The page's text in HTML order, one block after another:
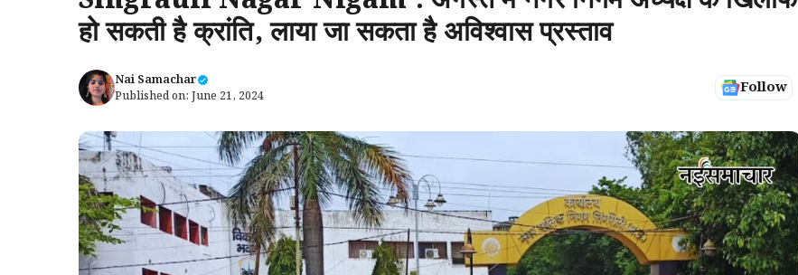
हो सकती है क्रांति, लाया जा सकता है अविश्वास प्रस्ताव
Nai Samachar
Published on: June 21, 2024 Follow